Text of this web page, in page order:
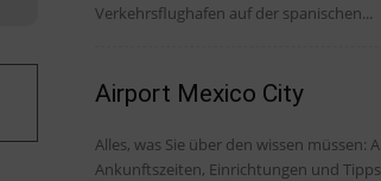
Verkehrsflughafen auf der spanischen...
Airport Mexico City
Alles, was Sie über den wissen müssen: Abflug- und
Ankunftszeiten, Einrichtungen und Tipps Der